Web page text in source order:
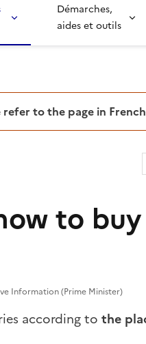
Démarches,
aides et outils
refer to the page in
to
Information (Prime Minister)
according to the